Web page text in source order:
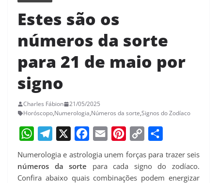
Estes são os
números da sorte
para 21 de maio por
signo
Charles Fábion
21/05/2025
Horóscopo,Numerologia,Números da sorte,Signos do Zodíaco
h
a
e
l
a
c
m
a
n
p
h
a
Numerologia e astrologia unem forças para trazer seis
números da sorte para cada signo do zodíaco.
Confira abaixo quais combinações podem energizar